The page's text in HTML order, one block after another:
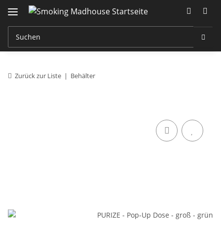
Zurück zur Liste Behälter